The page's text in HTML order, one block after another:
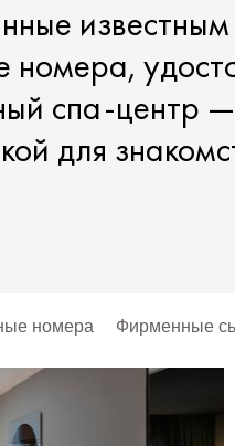
номера,
спа-центр —
для
номера Фирменные